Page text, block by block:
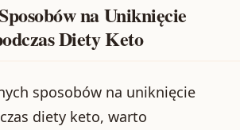
na Uniknięcie
Diety Keto
sposobów na uniknięcie
diety keto, warto